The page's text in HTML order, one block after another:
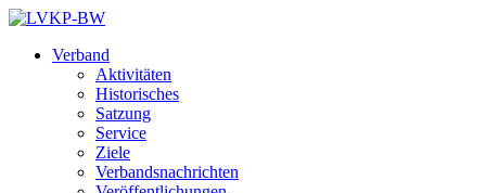
Zum
springenVerband
Aktivitäten
Historisches
Satzung
Service
Ziele
Verbandsnachrichten